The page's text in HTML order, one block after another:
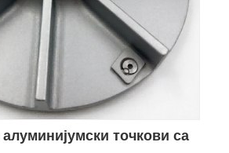
точкови са